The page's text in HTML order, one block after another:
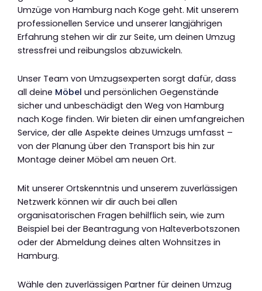
Umzüge von Hamburg nach Koge geht. Mit unserem
professionellen Service und unserer langjährigen
Erfahrung stehen wir dir zur Seite, um deinen Umzug
stressfrei und reibungslos abzuwickeln.
Unser Team von Umzugsexperten sorgt dafür, dass
all deine Möbel und persönlichen Gegenstände
sicher und unbeschädigt den Weg von Hamburg
nach Koge finden. Wir bieten dir einen umfangreichen
Service, der alle Aspekte deines Umzugs umfasst –
von der Planung über den Transport bis hin zur
Montage deiner Möbel am neuen Ort.
Mit unserer Ortskenntnis und unserem zuverlässigen
Netzwerk können wir dir auch bei allen
organisatorischen Fragen behilflich sein, wie zum
Beispiel bei der Beantragung von Halteverbotszonen
oder der Abmeldung deines alten Wohnsitzes in
Hamburg.
Wähle den zuverlässigen Partner für deinen Umzug